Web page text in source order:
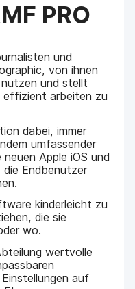
PRO
und
von ihnen
und stellt
effizient arbeiten zu
dabei, immer
umfassender
Apple iOS und
Endbenutzer
kinderleicht zu
die sie
wo.
wertvolle
auf